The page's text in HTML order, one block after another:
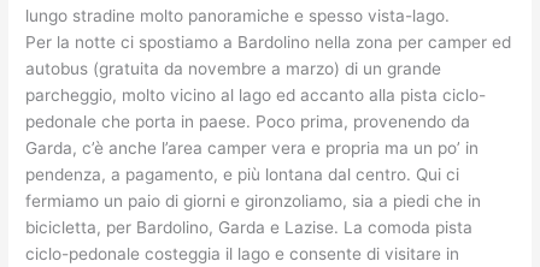
lungo stradine molto panoramiche e spesso vista-lago.
Per la notte ci spostiamo a Bardolino nella zona per camper ed
autobus (gratuita da novembre a marzo) di un grande
parcheggio, molto vicino al lago ed accanto alla pista ciclo-
pedonale che porta in paese. Poco prima, provenendo da
Garda, c’è anche l’area camper vera e propria ma un po’ in
pendenza, a pagamento, e più lontana dal centro. Qui ci
fermiamo un paio di giorni e gironzoliamo, sia a piedi che in
bicicletta, per Bardolino, Garda e Lazise. La comoda pista
ciclo-pedonale costeggia il lago e consente di visitare in